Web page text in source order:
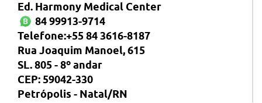
Ed. Harmony Medical Center
84 99913-9714
Telefone:+55 84 3616-8187
Rua Joaquim Manoel, 615
SL. 805 - 8º andar
CEP: 59042-330
Petrópolis - Natal/RN